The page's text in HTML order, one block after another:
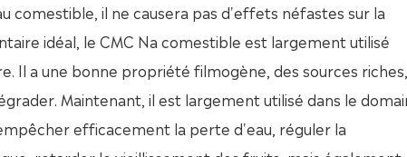
comestible, il ne causera pas d'effets néfastes sur la
idéal, le CMC Na comestible est largement utilisé
Il a une bonne propriété filmogène, des sources riches,
Maintenant, il est largement utilisé dans le
efficacement la perte d'eau, réguler la